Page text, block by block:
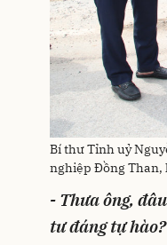
Bí thư Tỉnh uỷ
nghiệp Đồng Than,
- Thưa ông,
tưđáng tự hào?